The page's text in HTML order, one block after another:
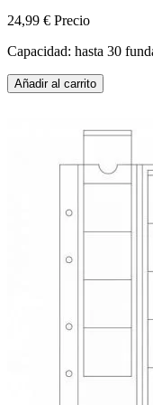
24,99 € Precio
Capacidad: hasta 30
Añadir al carrito